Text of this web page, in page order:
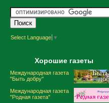
Select Language ▼
Хорошие газеты
Международная газета
"Быть добру"
Международная газета
"Родная газета"